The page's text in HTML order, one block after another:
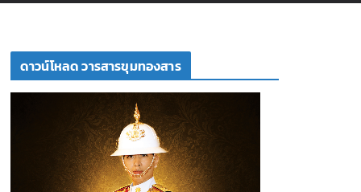
ดาวน์โหลด วารสารขุมทองสาร